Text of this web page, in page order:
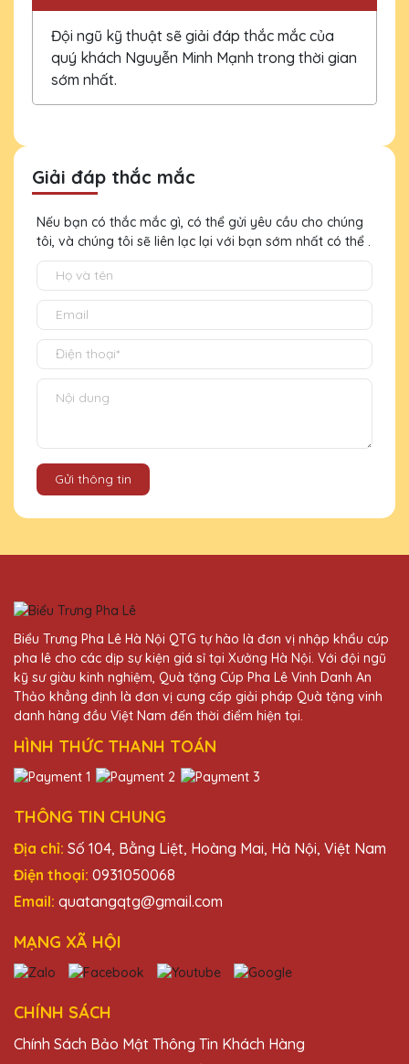
Đội ngũ kỹ thuật sẽ giải đáp thắc mắc của
quý khách Nguyễn Minh Mạnh trong thời gian
sớm nhất.
Giải đáp thắc mắc
Nếu bạn có thắc mắc gì, có thể gửi yêu cầu cho chúng
tôi, và chúng tôi sẽ liên lạc lại với bạn sớm nhất có thể .
Gửi thông tin
Biểu Trưng Pha Lê Hà Nội QTG tự hào là đơn vị nhập khẩu cúp
pha lê cho các dịp sự kiện giá sỉ tại Xưởng Hà Nội. Với đội ngũ
kỹ sư giàu kinh nghiệm, Quà tặng Cúp Pha Lê Vinh Danh An
Thảo khẳng định là đơn vị cung cấp giải pháp Quà tặng vinh
danh hàng đầu Việt Nam đến thời điểm hiện tại.
HÌNH THỨC THANH TOÁN
THÔNG TIN CHUNG
Địa chỉ: Số 104, Bằng Liệt, Hoàng Mai, Hà Nội, Việt Nam
Điện thoại: 0931050068
Email: quatangqtg@gmail.com
MẠNG XÃ HỘI
CHÍNH SÁCH
Chính Sách Bảo Mật Thông Tin Khách Hàng